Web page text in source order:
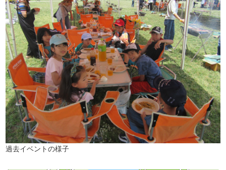
過去イベントの様子